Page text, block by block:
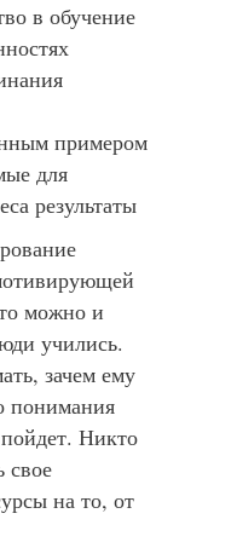
в обучение
примером
для
результаты
можно и
учились.
зачем ему
понимания
Никто
свое
на то, от